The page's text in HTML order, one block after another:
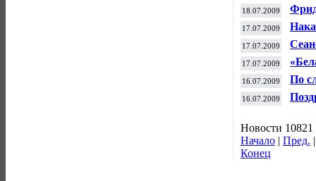
18.07.2009
17.07.2009
17.07.2009
17.07.2009
16.07.2009 По
16.07.2009
Новости 10821
Начало | Пред. |
Конец